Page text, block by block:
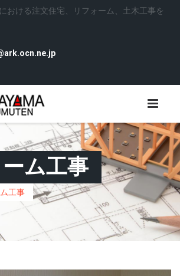
おける注文住宅、リフォーム、土木工事を
ム工事
工事